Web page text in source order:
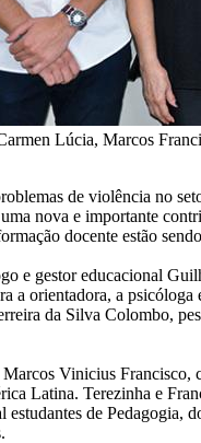
Lúcia, Marcos
de violência no
nova e importante
docente estão
e gestor educacional
a orientadora, a
da Silva Colombo,
Vinicius Francisco,
Latina. Terezinha e
de